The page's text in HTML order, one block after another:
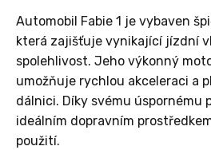
Automobil Fabie 1 je vybaven
která zajišťuje vynikající jízdní
spolehlivost. Jeho výkonný
umožňuje rychlou akceleraci a
dálnici. Díky svému úspornému
ideálním dopravním
použití.